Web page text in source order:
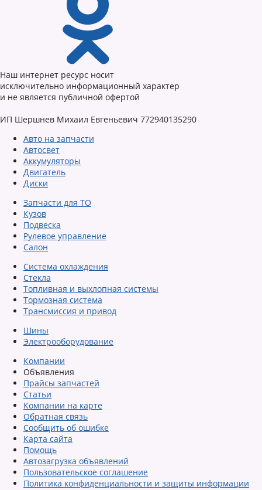
Наш интернет ресурс носит
исключительно информационный характер
и не является публичной офертой
ИП Шершнев Михаил Евгеньевич 772940135290
Авто на запчасти
Автосвет
Аккумуляторы
Двигатель
Диски
Запчасти для ТО
Кузов
Подвеска
Рулевое управление
Салон
Система охлаждения
Стекла
Топливная и выхлопная системы
Тормозная система
Трансмиссия и привод
Шины
Электрооборудование
Компании
Объявления
Прайсы запчастей
Статьи
Компании на карте
Обратная связь
Сообщить об ошибке
Карта сайта
Помощь
Автозагрузка объявлений
Пользовательское соглашение
Политика конфиденциальности и защиты информации